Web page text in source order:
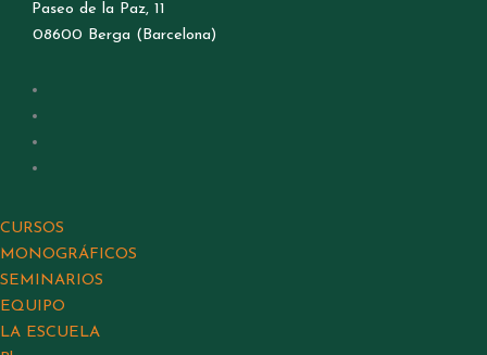
Paseo de la Paz, 11
08600 Berga (Barcelona)
CURSOS
MONOGRÁFICOS
SEMINARIOS
EQUIPO
LA ESCUELA